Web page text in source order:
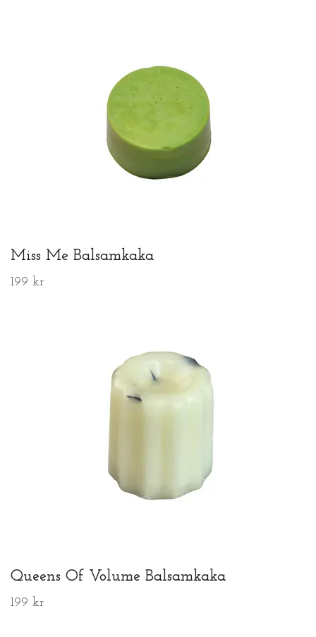
Miss Me Balsamkaka
199 kr
Queens Of Volume Balsamkaka
199 kr